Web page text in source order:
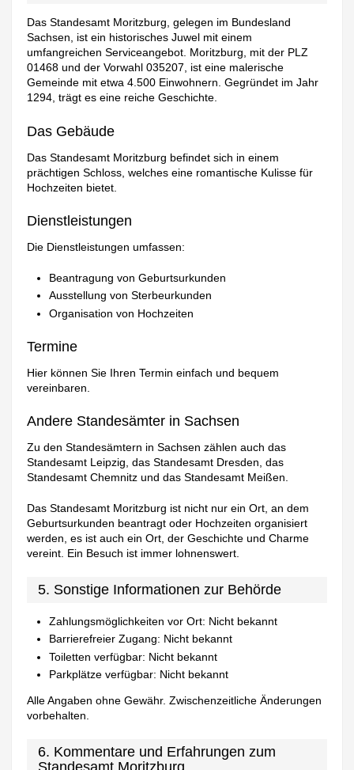
Das Standesamt Moritzburg, gelegen im Bundesland
Sachsen, ist ein historisches Juwel mit einem
umfangreichen Serviceangebot. Moritzburg, mit der PLZ
01468 und der Vorwahl 035207, ist eine malerische
Gemeinde mit etwa 4.500 Einwohnern. Gegründet im Jahr
1294, trägt es eine reiche Geschichte.
Das Gebäude
Das Standesamt Moritzburg befindet sich in einem
prächtigen Schloss, welches eine romantische Kulisse für
Hochzeiten bietet.
Dienstleistungen
Die Dienstleistungen umfassen:
Beantragung von Geburtsurkunden
Ausstellung von Sterbeurkunden
Organisation von Hochzeiten
Termine
Hier können Sie Ihren Termin einfach und bequem
vereinbaren.
Andere Standesämter in Sachsen
Zu den Standesämtern in Sachsen zählen auch das
Standesamt Leipzig, das Standesamt Dresden, das
Standesamt Chemnitz und das Standesamt Meißen.
Das Standesamt Moritzburg ist nicht nur ein Ort, an dem
Geburtsurkunden beantragt oder Hochzeiten organisiert
werden, es ist auch ein Ort, der Geschichte und Charme
vereint. Ein Besuch ist immer lohnenswert.
5. Sonstige Informationen zur Behörde
Zahlungsmöglichkeiten vor Ort: Nicht bekannt
Barrierefreier Zugang: Nicht bekannt
Toiletten verfügbar: Nicht bekannt
Parkplätze verfügbar: Nicht bekannt
Alle Angaben ohne Gewähr. Zwischenzeitliche Änderungen
vorbehalten.
6. Kommentare und Erfahrungen zum